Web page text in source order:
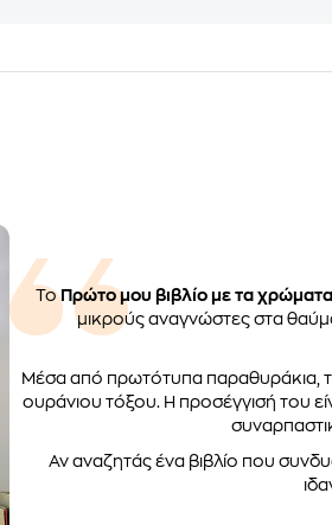
ΤοΠρώτο μου βιβλίο με τα χρώματα
μικρούς αναγνώστες στα
Μέσα από πρωτότυπα παραθυράκια,
ουράνιου τόξου. Η προσέγγισή του
Αν αναζητάς ένα βιβλίο που